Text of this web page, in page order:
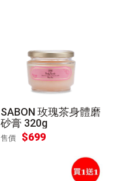
SABON 玫瑰茶身體磨
砂膏 320g
售價 $699